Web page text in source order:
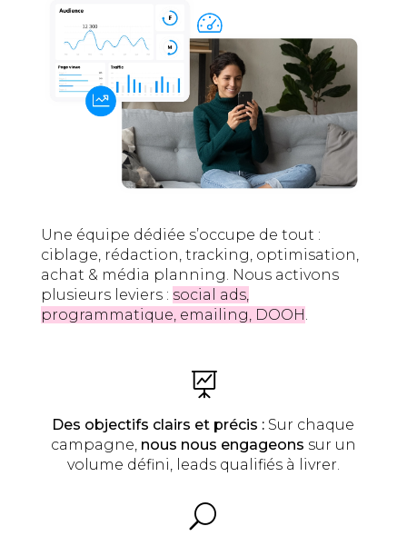
Une équipe dédiée s’occupe de tout :
ciblage, rédaction, tracking, optimisation,
achat & média planning. Nous activons
plusieurs leviers : social ads,
programmatique, emailing, DOOH

Des objectifs clairs et précis : Sur chaque
campagne, nous nous engageons sur un
volume défini, leads qualifiés à livrer.
U